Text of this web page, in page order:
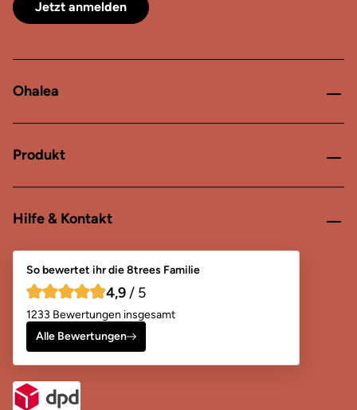
Jetzt anmelden
Ohalea
Produkt
Hilfe & Kontakt
So bewertet ihr die 8trees Familie
4,9 von 5 Sternen
4,9 / 5
1233 Bewertungen insgesamt
Alle Bewertungen